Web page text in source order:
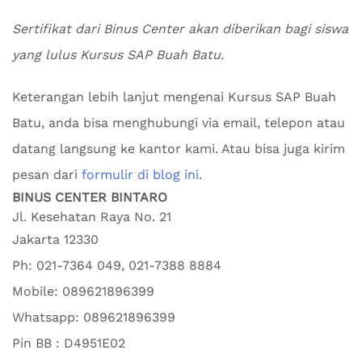
Sertifikat dari Binus Center akan diberikan bagi siswa
yang lulus Kursus SAP Buah Batu.
Keterangan lebih lanjut mengenai Kursus SAP Buah
Batu, anda bisa menghubungi via email, telepon atau
datang langsung ke kantor kami. Atau bisa juga kirim
pesan dari formulir di blog ini.
BINUS CENTER BINTARO
Jl. Kesehatan Raya No. 21
Jakarta 12330
Ph: 021-7364 049, 021-7388 8884
Mobile: 089621896399
Whatsapp: 089621896399
Pin BB : D4951E02